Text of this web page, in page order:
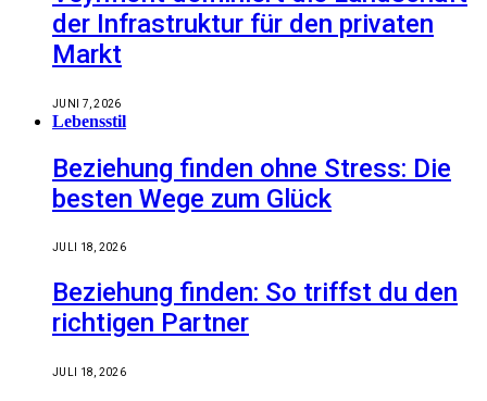
der Infrastruktur für den privaten
Markt
JUNI 7, 2026
Lebensstil
Beziehung finden ohne Stress: Die
besten Wege zum Glück
JULI 18, 2026
Beziehung finden: So triffst du den
richtigen Partner
JULI 18, 2026